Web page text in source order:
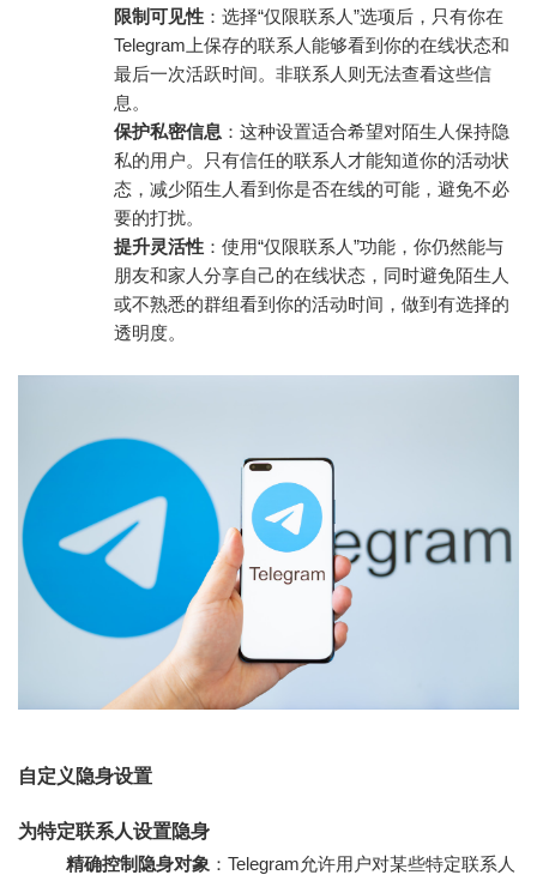
限制可见性 ：选择“仅限联系人”选项后，只有你在
Telegram上保存的联系人能够看到你的在线状态和
最后一次活跃时间。非联系人则无法查看这些信
息。
保护私密信息 ：这种设置适合希望对陌生人保持隐
私的用户。只有信任的联系人才能知道你的活动状
态，减少陌生人看到你是否在线的可能，避免不必
要的打扰。
提升灵活性 ：使用“仅限联系人”功能，你仍然能与
朋友和家人分享自己的在线状态，同时避免陌生人
或不熟悉的群组看到你的活动时间，做到有选择的
透明度。
自定义隐身设置
为特定联系人设置隐身
精确控制隐身对象 ：Telegram允许用户对某些特定联系人